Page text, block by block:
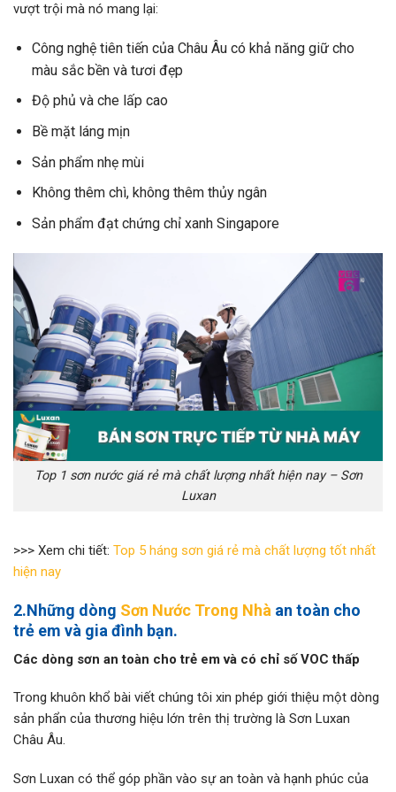
vượt trội mà nó mang lại:
Công nghệ tiên tiến của Châu Âu có khả năng giữ cho
màu sắc bền và tươi đẹp
Độ phủ và che lấp cao
Bề mặt láng mịn
Sản phẩm nhẹ mùi
Không thêm chì, không thêm thủy ngân
Sản phẩm đạt chứng chỉ xanh Singapore
Top 1 sơn nước giá rẻ mà chất lượng nhất hiện nay – Sơn
Luxan
>>> Xem chi tiết: Top 5 háng sơn giá rẻ mà chất lượng tốt nhất
hiện nay
2.Những dòng Sơn Nước Trong Nhà an toàn cho
trẻ em và gia đình bạn.
Các dòng sơn an toàn cho trẻ em và có chỉ số VOC thấp
Trong khuôn khổ bài viết chúng tôi xin phép giới thiệu một dòng
sản phẩn của thương hiệu lớn trên thị trường là Sơn Luxan
Châu Âu.
Sơn Luxan có thể góp phần vào sự an toàn và hạnh phúc của